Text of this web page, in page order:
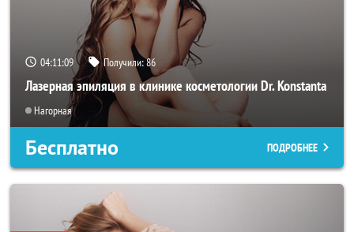
04:11:07 Получили:86
Лазерная эпиляция в клинике косметологии Dr. Konstanta
Нагорная
Бесплатно ПОДРОБНЕЕ